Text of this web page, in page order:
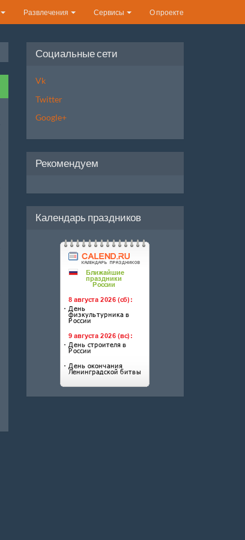
Развлечения Сервисы О проекте
Социальные сети
Vk
Twitter
Google+
Рекомендуем
Календарь праздников